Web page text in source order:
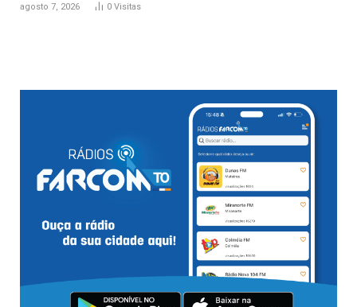
agosto 7, 2026 0 Visitas